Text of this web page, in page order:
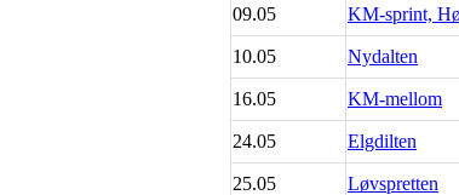
09.05 KM-sprint,
10.05 Nydalten
16.05 KM-mellom
24.05 Elgdilten
25.05 Løvspretten